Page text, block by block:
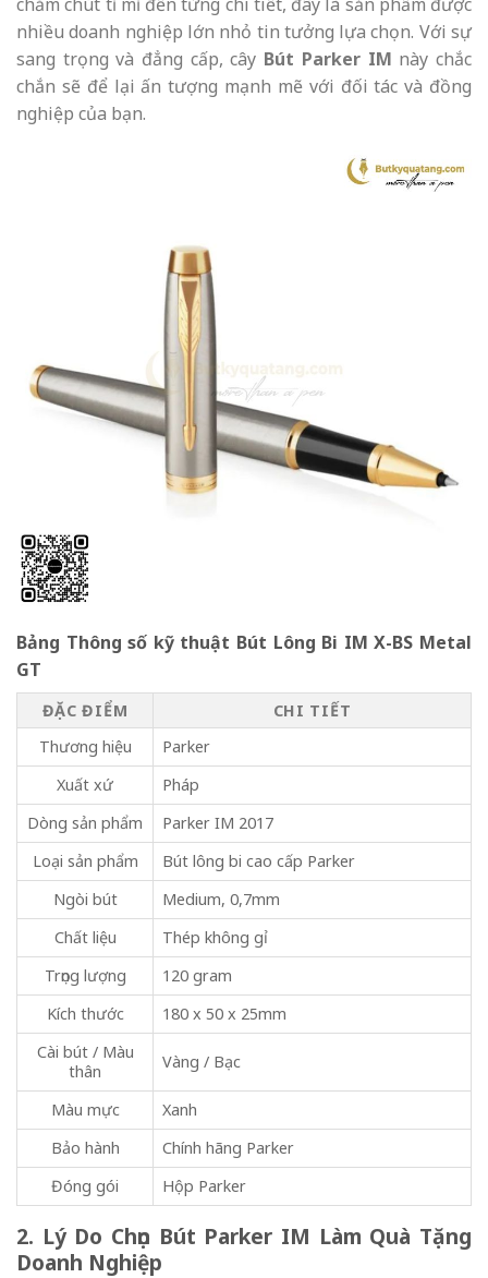
nhiều doanh nghiệp lớn nhỏ tin tưởng lựa chọn. Với sự
sang trọng và đẳng cấp, cây Bút Parker IM này chắc
chắn sẽ để lại ấn tượng mạnh mẽ với đối tác và đồng
nghiệp của bạn.
Bảng Thông số kỹ thuật Bút Lông Bi IM X-BS Metal
GT
ĐẶC ĐIỂM
CHI TIẾT
Thương hiệu
Parker
Xuất xứ
Pháp
Dòng sản phẩm
Parker IM 2017
Loại sản phẩm
Bút lông bi cao cấp Parker
Ngòi bút
Medium, 0,7mm
Chất liệu
Thép không gỉ
Trọng lượng
120 gram
Kích thước
180 x 50 x 25mm
Cài bút / Màu
thân
Vàng / Bạc
Màu mực
Xanh
Bảo hành
Chính hãng Parker
Đóng gói
Hộp Parker
2. Lý Do Chọn Bút Parker IM Làm Quà Tặng
Doanh Nghiệp